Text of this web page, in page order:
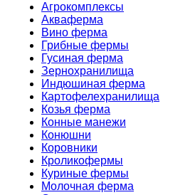
Агрокомплексы
Акваферма
Вино ферма
Грибные фермы
Гусиная ферма
Зернохранилища
Индюшиная ферма
Картофелехранилища
Козья ферма
Конные манежи
Конюшни
Коровники
Кроликофермы
Куриные фермы
Молочная ферма